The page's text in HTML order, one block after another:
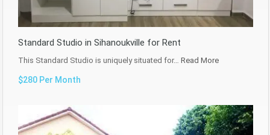
Standard Studio in Sihanoukville for Rent
This Standard Studio is uniquely situated for… Read More
$280 Per Month